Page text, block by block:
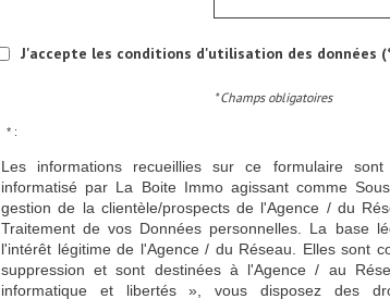
J'accepte les conditions d'utilisation des données
* Champs obligatoires
* :
Les informations recueillies sur ce formulaire
informatisé par La Boite Immo agissant comme
gestion de la clientèle/prospects de l'Agence / du
Traitement de vos Données personnelles. La base
l'intérêt légitime de l'Agence / du Réseau. Elles sont
suppression et sont destinées à l'Agence / au
informatique et libertés », vous disposez des